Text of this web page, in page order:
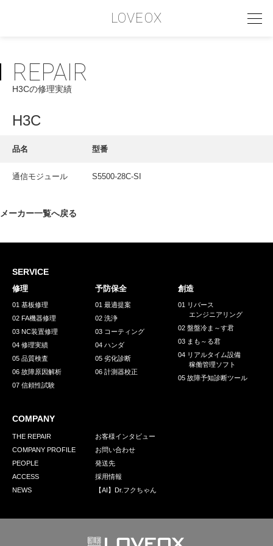
LOVEOX
PHILOSOPHY
フィロソフィー
COMPANY PROFILE
INTERVIEW
採用情報
GREEN CHALLENGE
環境への取り組み
お問い合わせ 発送先
REPAIR
H3Cの修理実績
H3C
品名 型番
通信モジュール S5500-28C-SI
メーカー一覧へ戻る
SERVICE
修理
01 基板修理
02 FA機器修理
03 NC装置修理
04 修理実績
05 品質検査
06 故障原因解析
07 信頼性試験
予防保全
01 最適提案
02 洗浄
03 コーティング
04 ハンダ
05 劣化診断
06 計測器校正
創造
01 リバース
エンジニアリング
02 盤盤冷ま～す君
03 まも～る君
04 リアルタイム設備
稼働管理ソフト
05 故障予知診断ツール
COMPANY
THE REPAIR
COMPANY PROFILE
PEOPLE
ACCESS
NEWS
お客様インタビュー
お問い合わせ
発送先
採用情報
【AI】Dr.フクちゃん